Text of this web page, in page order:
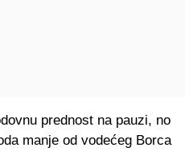
prednost na pauzi, no
manje od vodećeg Borca